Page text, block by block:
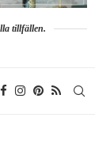
tillfällen.